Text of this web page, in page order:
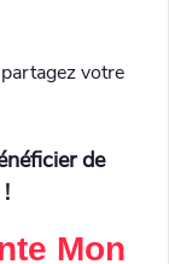
votre
de
Mon